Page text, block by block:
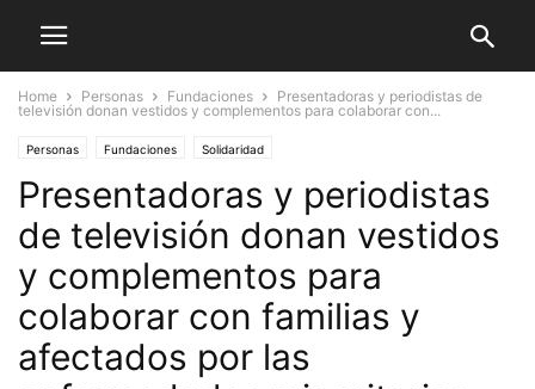
Home Personas Fundaciones
Presentadoras y periodistas de
televisión donan vestidos y complementos para colaborar con...
Personas Fundaciones Solidaridad
Presentadoras y periodistas
de televisión donan vestidos
y complementos para
colaborar con familias y
afectados por las